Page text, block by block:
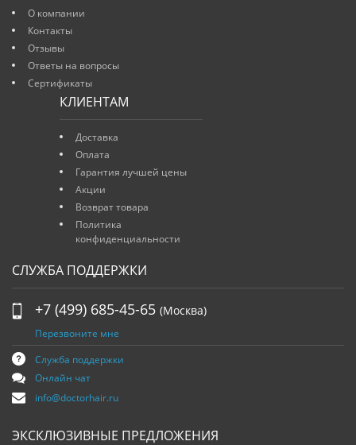
О компании
Контакты
Отзывы
Ответы на вопросы
Сертификаты
КЛИЕНТАМ
Доставка
Оплата
Гарантия лучшей цены
Акции
Возврат товара
Политика
конфиденциальности
СЛУЖБА ПОДДЕРЖКИ
+7 (499) 685-45-65 (Москва)
Перезвоните мне
Служба поддержки
Онлайн чат
info@doctorhair.ru
ЭКСКЛЮЗИВНЫЕ ПРЕДЛОЖЕНИЯ